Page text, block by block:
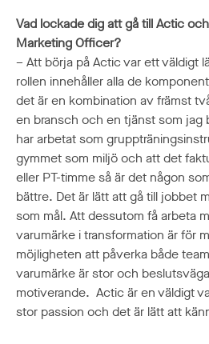
Vad lockade dig att gå till Actic
Marketing Officer?
– Att börja på Actic var ett väldigt
rollen innehåller alla de
det är en kombination av främst
en bransch och en tjänst som jag
har arbetat som
gymmet som miljö och att det
eller PT-timme så är det någon
bättre. Det är lätt att gå till jobbet
som mål. Att dessutom få arbeta
varumärke i transformation är för
möjligheten att påverka både
varumärke är stor och
motiverande. Actic är en väldigt
stor passion och det är lätt att